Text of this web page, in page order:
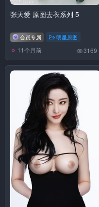
张天爱 原图去衣系列 5
会员专属 明星原图
11个月前 3169